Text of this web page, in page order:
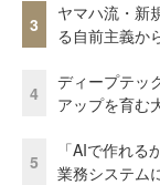
3
ヤマハ流・新
る自前主義か
4
ディープテッ
アップを育む
5
「AIで作れる
業務システム